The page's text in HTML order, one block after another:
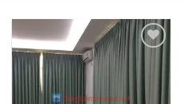
Wishlist